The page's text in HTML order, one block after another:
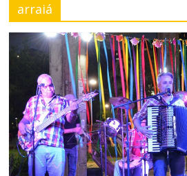
arraiá